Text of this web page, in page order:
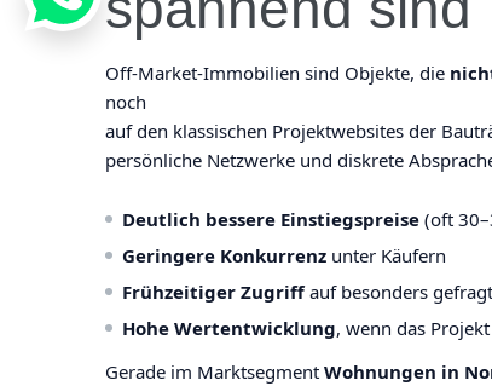
Off-Market-Immobilien sind Objekte, die
noch
auf den klassischen Projektwebsites der
persönliche Netzwerke und diskrete
Deutlich bessere Einstiegspreise (oft
Geringere Konkurrenz unter Käufern
Frühzeitiger Zugriffauf besonders
Hohe Wertentwicklung, wenn das
Gerade im Marktsegment Wohnungen in